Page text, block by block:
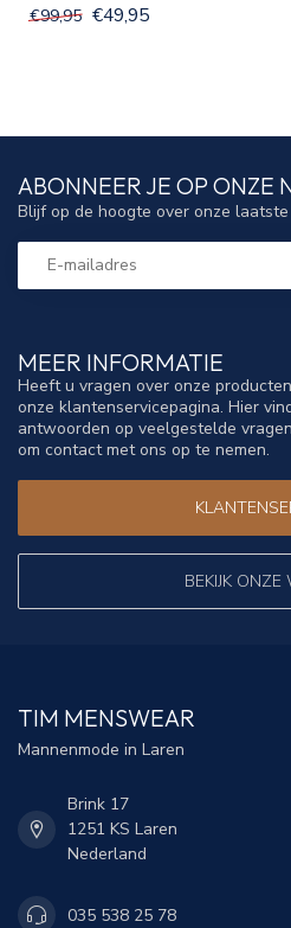
€99,95 €49,95
MEER INFORMATIE
Heeft u vragen over onze
onze klantenservicepagina. Hier
antwoorden op veelgestelde
om contact met ons op te nemen.
BEKIJK ONZE
ABONNEER JE OP ONZE
Blijf op de hoogte over onze
TIM MENSWEAR
Mannenmode in Laren
Brink 17
1251 KS Laren
Nederland
035 538 25 78